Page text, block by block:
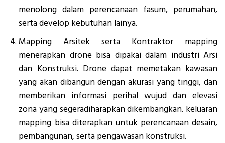
menolong dalam perencanaan fasum, perumahan,
serta develop kebutuhan lainya.
Mapping Arsitek serta Kontraktor mapping
menerapkan drone bisa dipakai dalam industri Arsi
dan Konstruksi. Drone dapat memetakan kawasan
yang akan dibangun dengan akurasi yang tinggi, dan
memberikan informasi perihal wujud dan elevasi
zona yang segeradiharapkan dikembangkan. keluaran
mapping bisa diterapkan untuk perencanaan desain,
pembangunan, serta pengawasan konstruksi.